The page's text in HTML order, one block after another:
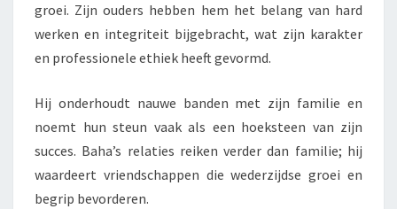
groei. Zijn ouders hebben hem het belang van hard
werken en integriteit bijgebracht, wat zijn karakter
en professionele ethiek heeft gevormd.
Hij onderhoudt nauwe banden met zijn familie en
noemt hun steun vaak als een hoeksteen van zijn
succes. Baha’s relaties reiken verder dan familie; hij
waardeert vriendschappen die wederzijdse groei en
begrip bevorderen.